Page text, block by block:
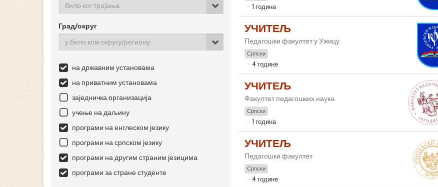
било ког трајања
Град/округ
у било ком округу/региону
на државним установама
на приватним установама
заједничка организација
учење на даљину
програми на енглеском језику
програми на српском језику
програми на другим страним језицима
програми за стране студенте
1 година
УЧИТЕЉ
Педагошки факултет у Ужицу
Српски
4 године
УЧИТЕЉ
Факултет педагошких наука
Српски
1 година
УЧИТЕЉ
Педагошки факултет
Српски
4 године